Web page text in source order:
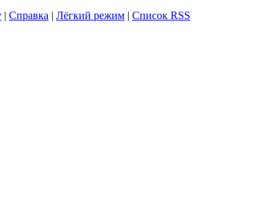
| Справка | Лёгкий режим | Список RSS